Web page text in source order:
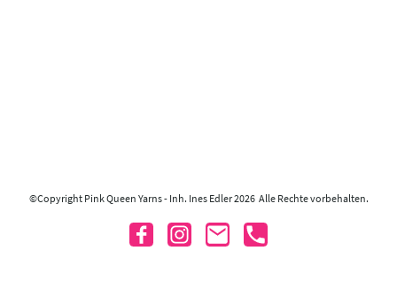
©Copyright Pink Queen Yarns - Inh. Ines Edler 2026 Alle Rechte vorbehalten.